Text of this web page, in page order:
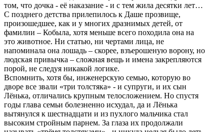
том, что дочка - её наказание - и с тем жила десятки лет…
С позднего детства прилепилось к Даше прозвище,
произошедшее, как и у многих дразнимых детей, от
фамилии – Кобыла, хотя меньше всего походила она на
это животное. Ни статью, ни чертами лица, не
напоминала она лошадь – скорее, взъерошеную ворону, но
людская привычка – сложная вещь и имена закрепляются
порой, не следуя никакой логике.
Вспомнить, хотя бы, инженерскую семью, которую во
дворе все звали «три толстяка» - и супруги, и их сын
Лёнька, отличались крупным телосложением. Но спустя
годы глава семьи болезненно исхудал, да и Лёнька
вытянулся к шестнадцати и из пухлого мальчика стал
высоким стройным парнем. За глаза их продолжали